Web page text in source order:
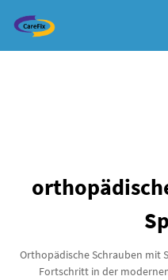
Orthopädische Schrauben mit
Fortschritt in der